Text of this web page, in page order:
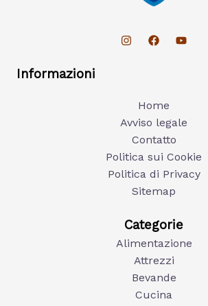
Informazioni
Home
Avviso legale
Contatto
Politica sui Cookie
Politica di Privacy
Sitemap
Categorie
Alimentazione
Attrezzi
Bevande
Cucina